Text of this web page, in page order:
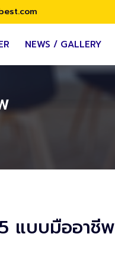
NEWS / GALLERY
แบบมืออาชีพ